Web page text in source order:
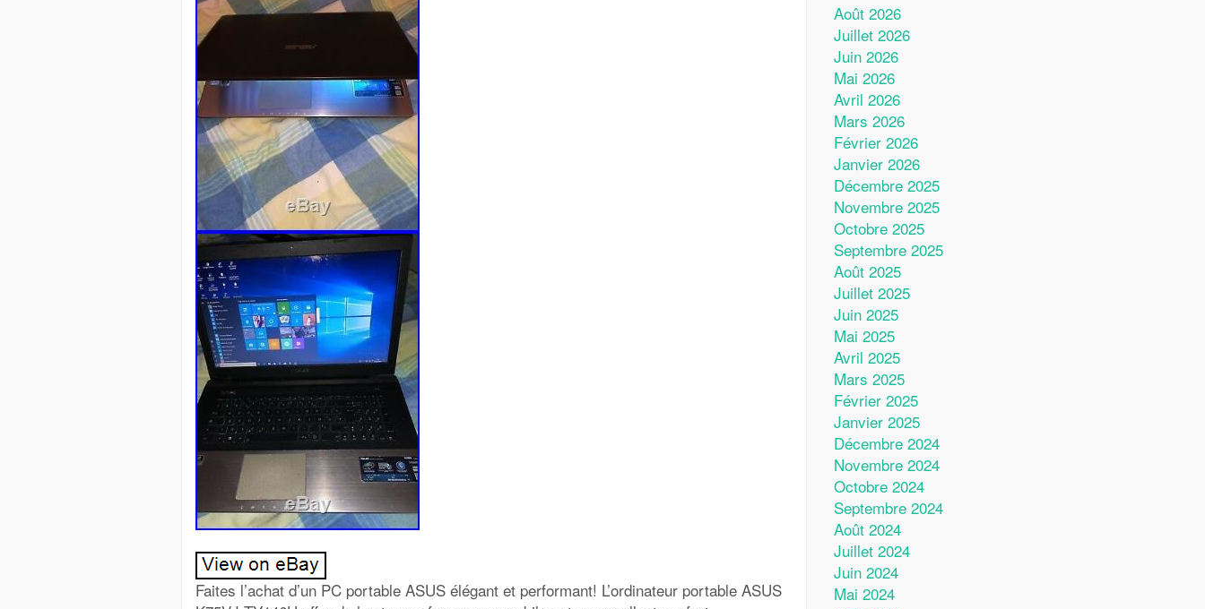
Faites l’achat d’un PC portable ASUS élégant et performant! L’ordinateur portable ASUS
Août 2026
Juillet 2026
Juin 2026
Mai 2026
Avril 2026
Mars 2026
Février 2026
Janvier 2026
Décembre 2025
Novembre 2025
Octobre 2025
Septembre 2025
Août 2025
Juillet 2025
Juin 2025
Mai 2025
Avril 2025
Mars 2025
Février 2025
Janvier 2025
Décembre 2024
Novembre 2024
Octobre 2024
Septembre 2024
Août 2024
Juillet 2024
Juin 2024
Mai 2024